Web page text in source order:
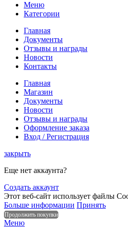
Меню
Категории
Главная
Документы
Отзывы и награды
Новости
Контакты
Главная
Магазин
Документы
Новости
Отзывы и награды
Оформление заказа
Вход / Регистрация
закрыть
Еще нет аккаунта?
Создать аккаунт
Этот веб-сайт использует файлы
Больше информации Принять
Продолжить покупки
Меню